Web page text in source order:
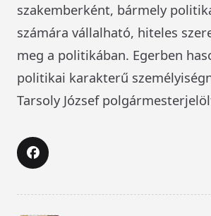
szakemberként, bármely
számára vállalható, hiteles
meg a politikában. Egerben
politikai karakterű
Tarsoly József